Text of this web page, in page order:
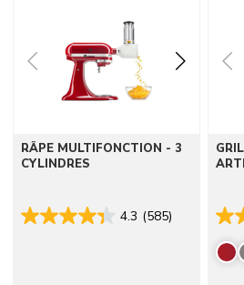
RÂPE MULTIFONCTION - 3
CYLINDRES
4.3 (585)